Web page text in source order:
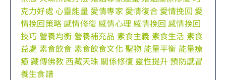
克力好處 心靈能量 愛情專家 愛情復合 愛情挽回 愛
情挽回策略 感情修復 感情心理 感情挽回 感情挽回
技巧 營養均衡 營養補充品 素食主義 素食生活 素食
益處 素食飲食 素食飲食文化聖物 能量平衡 能量療
癒藏傳佛教 西藏天珠 關係修復 靈性提升預防感冒
養生食譜